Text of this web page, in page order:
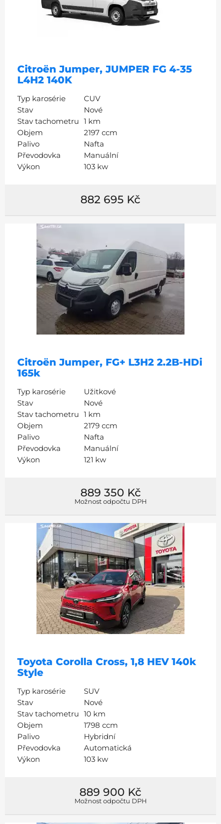
Citroën Jumper, JUMPER FG 4-35
L4H2 140K
Typ karosérie
CUV
Stav
Nové
Stav tachometru 1 km
Objem
2197 ccm
Palivo
Nafta
Převodovka
Manuální
Výkon
103 kw
882 695 Kč
Citroën Jumper, FG+ L3H2 2.2B-HDi
165k
Typ karosérie
Užitkové
Stav
Nové
Stav tachometru 1 km
Objem
2179 ccm
Palivo
Nafta
Převodovka
Manuální
Výkon
121 kw
889 350 Kč
Možnost odpočtu DPH
Toyota Corolla Cross, 1,8 HEV 140k
Style
Typ karosérie
SUV
Stav
Nové
Stav tachometru 10 km
Objem
1798 ccm
Palivo
Hybridní
Převodovka
Automatická
Výkon
103 kw
889 900 Kč
Možnost odpočtu DPH